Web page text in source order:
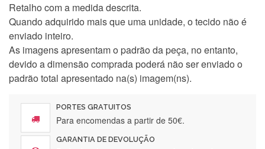
Retalho com a medida descrita.
Quando adquirido mais que uma unidade, o tecido não é
enviado inteiro.
As imagens apresentam o padrão da peça, no entanto,
devido a dimensão comprada poderá não ser enviado o
padrão total apresentado na(s) imagem(ns).
PORTES GRATUITOS
Para encomendas a partir de 50€.
GARANTIA DE DEVOLUÇÃO